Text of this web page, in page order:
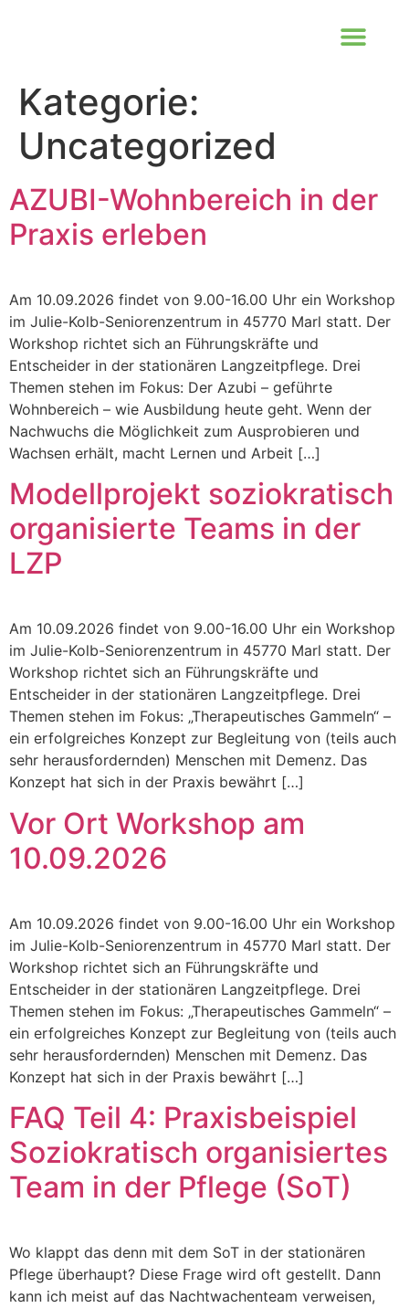
Kategorie:
Uncategorized
AZUBI-Wohnbereich in der
Praxis erleben
Am 10.09.2026 findet von 9.00-16.00 Uhr ein Workshop
im Julie-Kolb-Seniorenzentrum in 45770 Marl statt. Der
Workshop richtet sich an Führungskräfte und
Entscheider in der stationären Langzeitpflege. Drei
Themen stehen im Fokus: Der Azubi – geführte
Wohnbereich – wie Ausbildung heute geht. Wenn der
Nachwuchs die Möglichkeit zum Ausprobieren und
Wachsen erhält, macht Lernen und Arbeit […]
Modellprojekt soziokratisch
organisierte Teams in der
LZP
Am 10.09.2026 findet von 9.00-16.00 Uhr ein Workshop
im Julie-Kolb-Seniorenzentrum in 45770 Marl statt. Der
Workshop richtet sich an Führungskräfte und
Entscheider in der stationären Langzeitpflege. Drei
Themen stehen im Fokus: „Therapeutisches Gammeln“ –
ein erfolgreiches Konzept zur Begleitung von (teils auch
sehr herausfordernden) Menschen mit Demenz. Das
Konzept hat sich in der Praxis bewährt […]
Vor Ort Workshop am
10.09.2026
Am 10.09.2026 findet von 9.00-16.00 Uhr ein Workshop
im Julie-Kolb-Seniorenzentrum in 45770 Marl statt. Der
Workshop richtet sich an Führungskräfte und
Entscheider in der stationären Langzeitpflege. Drei
Themen stehen im Fokus: „Therapeutisches Gammeln“ –
ein erfolgreiches Konzept zur Begleitung von (teils auch
sehr herausfordernden) Menschen mit Demenz. Das
Konzept hat sich in der Praxis bewährt […]
FAQ Teil 4: Praxisbeispiel
Soziokratisch organisiertes
Team in der Pflege (SoT)
Wo klappt das denn mit dem SoT in der stationären
Pflege überhaupt? Diese Frage wird oft gestellt. Dann
kann ich meist auf das Nachtwachenteam verweisen,